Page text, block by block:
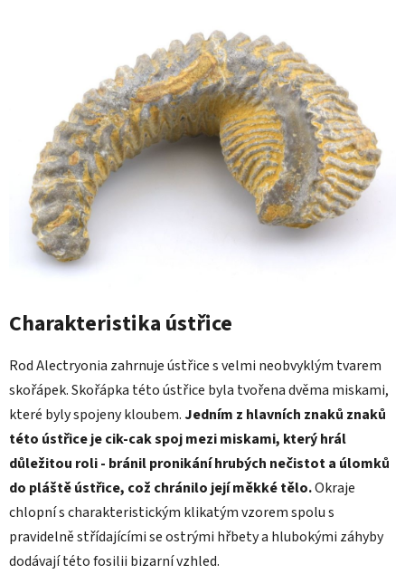
Charakteristika ústřice
Rod Alectryonia zahrnuje ústřice s velmi neobvyklým tvarem
skořápek. Skořápka této ústřice byla tvořena dvěma miskami,
které byly spojeny kloubem. Jedním z hlavních znaků znaků
této ústřice je cik-cak spoj mezi miskami, který hrál
důležitou roli - bránil pronikání hrubých nečistot a úlomků
do pláště ústřice, což chránilo její měkké tělo.Okraje
chlopní s charakteristickým klikatým vzorem spolu s
pravidelně střídajícími se ostrými hřbety a hlubokými záhyby
dodávají této fosilii bizarní vzhled.